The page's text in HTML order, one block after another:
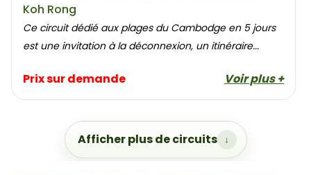
Koh Rong
Ce circuit dédié aux plages du Cambodge en 5 jours
est une invitation à la déconnexion, un itinéraire...
Prix sur demande Voir plus +
Afficher plus de circuits